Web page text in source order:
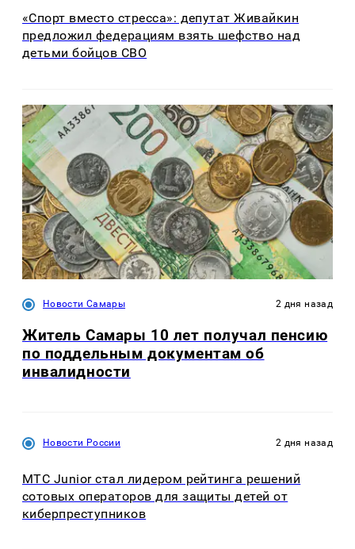
«Спорт вместо стресса»: депутат Живайкин
предложил федерациям взять шефство над
детьми бойцов СВО
Новости Самары 2 дня назад
Житель Самары 10 лет получал пенсию
по поддельным документам об
инвалидности
Новости России 2 дня назад
МТС Junior стал лидером рейтинга решений
сотовых операторов для защиты детей от
киберпреступников